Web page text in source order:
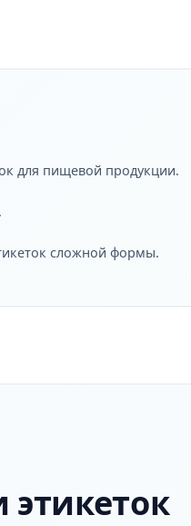
для пищевой продукции.
сложной формы.